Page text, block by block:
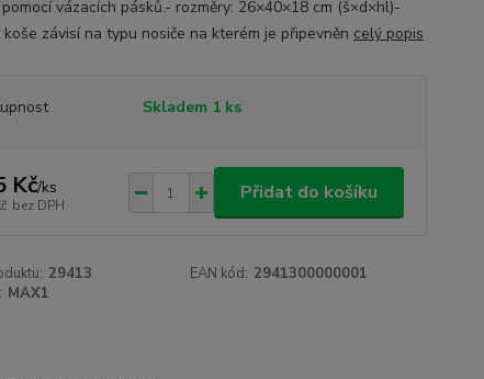
vázacích pásků.- rozměry: 26×40×18 cm (š×d×hl)-
závisí na typu nosiče na kterém je připevněn celý popis
Skladem 1 ks
Kč/ks
bez DPH
Přidat do košíku
29413 EAN kód: 2941300000001
MAX1